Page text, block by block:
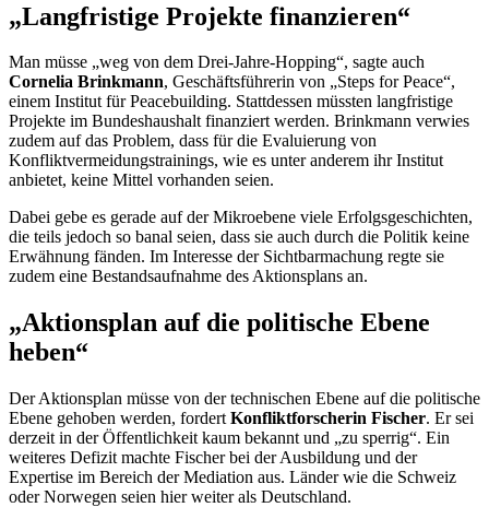
„Langfristige Projekte finanzieren“
Man müsse „weg von dem Drei-Jahre-Hopping“, sagte auch
Cornelia Brinkmann, Geschäftsführerin von „Steps for Peace“,
einem Institut für Peacebuilding. Stattdessen müssten langfristige
Projekte im Bundeshaushalt finanziert werden. Brinkmann verwies
zudem auf das Problem, dass für die Evaluierung von
Konfliktvermeidungstrainings, wie es unter anderem ihr Institut
anbietet, keine Mittel vorhanden seien.
Dabei gebe es gerade auf der Mikroebene viele Erfolgsgeschichten,
die teils jedoch so banal seien, dass sie auch durch die Politik keine
Erwähnung fänden. Im Interesse der Sichtbarmachung regte sie
zudem eine Bestandsaufnahme des Aktionsplans an.
„Aktionsplan auf die politische Ebene
heben“
Der Aktionsplan müsse von der technischen Ebene auf die politische
Ebene gehoben werden, fordert Konfliktforscherin Fischer. Er sei
derzeit in der Öffentlichkeit kaum bekannt und „zu sperrig“. Ein
weiteres Defizit machte Fischer bei der Ausbildung und der
Expertise im Bereich der Mediation aus. Länder wie die Schweiz
oder Norwegen seien hier weiter als Deutschland.